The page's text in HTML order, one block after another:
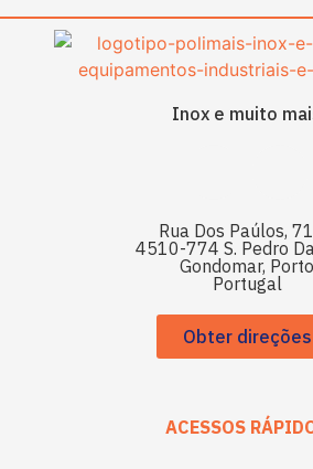
Inox e muito
Rua Dos Paúlos,
4510-774 S. Pedro
Gondomar, Porto
Portugal
Obter direções
ACESSOS